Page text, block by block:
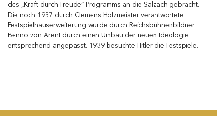
des „Kraft durch Freude“-Programms an die Salzach gebracht.
Die noch 1937 durch Clemens Holzmeister verantwortete
Festspielhauserweiterung wurde durch Reichsbühnenbildner
Benno von Arent durch einen Umbau der neuen Ideologie
entsprechend angepasst. 1939 besuchte Hitler die Festspiele.